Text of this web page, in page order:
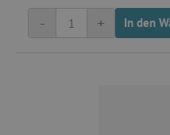
+
- In den